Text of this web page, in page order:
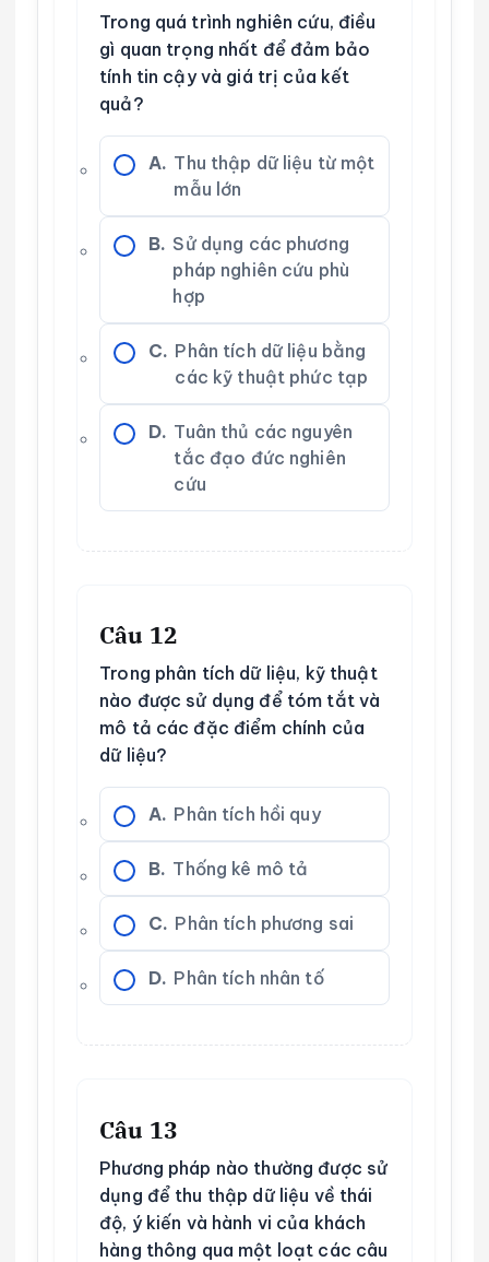
Trong quá trình nghiên cứu, điều
gì quan trọng nhất để đảm bảo
tính tin cậy và giá trị của kết
quả?
A. Thu thập dữ liệu từ một
mẫu lớn
B. Sử dụng các phương
pháp nghiên cứu phù
hợp
C. Phân tích dữ liệu bằng
các kỹ thuật phức tạp
D. Tuân thủ các nguyên
tắc đạo đức nghiên
cứu
Câu 12
Trong phân tích dữ liệu, kỹ thuật
nào được sử dụng để tóm tắt và
mô tả các đặc điểm chính của
dữ liệu?
A. Phân tích hồi quy
B. Thống kê mô tả
C. Phân tích phương sai
D. Phân tích nhân tố
Câu 13
Phương pháp nào thường được sử
dụng để thu thập dữ liệu về thái
độ, ý kiến và hành vi của khách
hàng thông qua một loạt các câu